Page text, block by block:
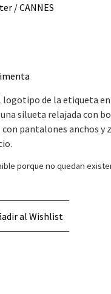
/ CANNES
logotipo de la etiqueta
silueta relajada con
con pantalones anchos
porque no quedan
al Wishlist